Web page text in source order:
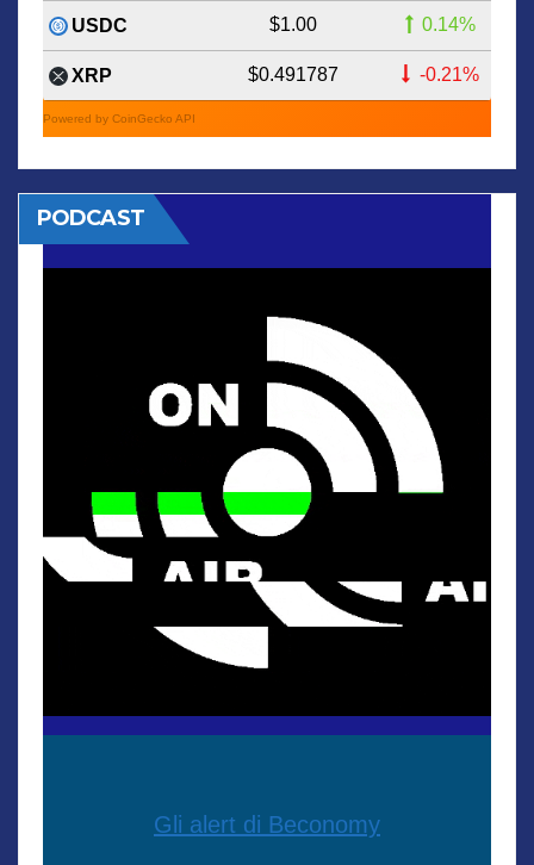
USDC $1.00 0.14%
XRP $0.491787 -0.21%
Powered by CoinGecko API
PODCAST
Gli alert di Beconomy